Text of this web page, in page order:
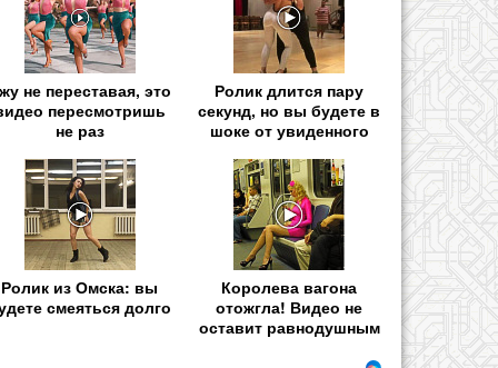
не переставая, это
пересмотришь
не раз
Ролик длится пару
секунд, но вы будете в
шоке от увиденного
Ролик из Омска: вы
смеяться долго
Королева вагона
отожгла! Видео не
оставит равнодушным